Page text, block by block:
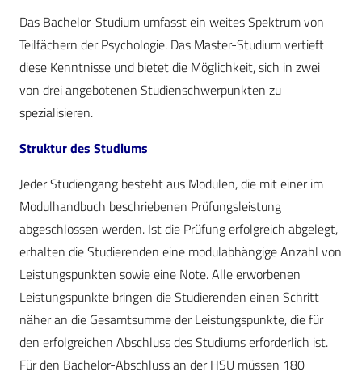
Das Bachelor-Studium umfasst ein weites Spektrum von
Teilfächern der Psychologie. Das Master-Studium vertieft
diese Kenntnisse und bietet die Möglichkeit, sich in zwei
von drei angebotenen Studienschwerpunkten zu
spezialisieren.
Struktur des Studiums
Jeder Studiengang besteht aus Modulen, die mit einer im
Modulhandbuch beschriebenen Prüfungsleistung
abgeschlossen werden. Ist die Prüfung erfolgreich abgelegt,
erhalten die Studierenden eine modulabhängige Anzahl von
Leistungspunkten sowie eine Note. Alle erworbenen
Leistungspunkte bringen die Studierenden einen Schritt
näher an die Gesamtsumme der Leistungspunkte, die für
den erfolgreichen Abschluss des Studiums erforderlich ist.
Für den Bachelor-Abschluss an der HSU müssen 180